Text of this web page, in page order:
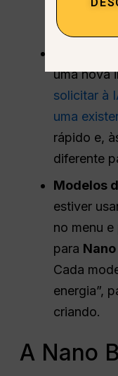
ficar
durante as
uma nova
solicitar à
uma
rápido e,
diferente
Modelos
estiver
no menu
para
Cada
energia”,
criando.
A Nano